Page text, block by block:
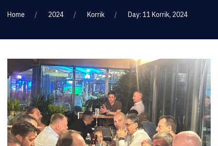
Home 2024 Korrik Day: 11 Korrik, 2024